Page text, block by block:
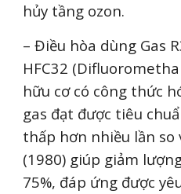
hủy tầng ozon.
– Điều hòa dùng Gas
HFC32
hữu cơ có công thức
gas đạt được tiêu
thấp hơn nhiều lần so
(1980) giúp giảm
75%, đáp ứng được